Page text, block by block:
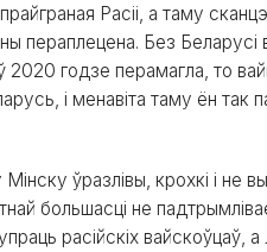
Расіі, а таму
пераплецена. Без Беларусі
годзе перамагла, то
і менавіта таму ён так
ўразлівы, крохкі і не
большасці не
расійскіх вайскоўцаў,